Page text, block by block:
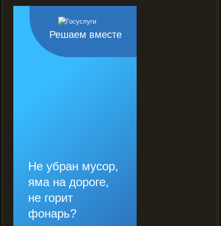
Решаем вместе
Не убран мусор,
яма на дороге,
не горит
фонарь?